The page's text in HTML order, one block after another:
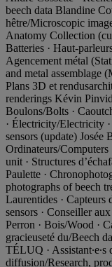
beech data Blandine
hêtre/Microscopic
Anatomy Collection
Batteries · Haut-
Agencement métal
and metal assemblage
Plans 3D et
renderings Kévin
Boulons/Bolts ·
· Électricity/Electricity
sensors (update) Josée
Ordinateurs/
unit · Structures
Paulette ·
photographs of beech
Laurentides · Capteurs
sensors · Conseiller
Perron · Bois/Wood ·
gracieuseté du/Beech
TÉLUQ ·
diffusion/Research,